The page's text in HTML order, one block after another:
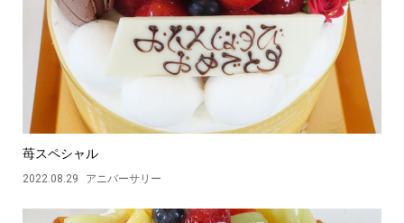
苺スペシャル
2022.08.29 アニバーサリー